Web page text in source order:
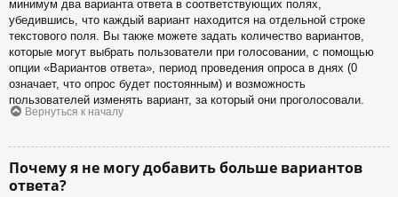
минимум два варианта ответа в соответствующих полях,
убедившись, что каждый вариант находится на отдельной строке
текстового поля. Вы также можете задать количество вариантов,
которые могут выбрать пользователи при голосовании, с помощью
опции «Вариантов ответа», период проведения опроса в днях (0
означает, что опрос будет постоянным) и возможность
пользователей изменять вариант, за который они проголосовали.
Вернуться к началу
Почему я не могу добавить больше вариантов
ответа?